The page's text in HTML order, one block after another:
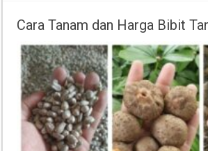
Cara Tanam dan Harga Bibit